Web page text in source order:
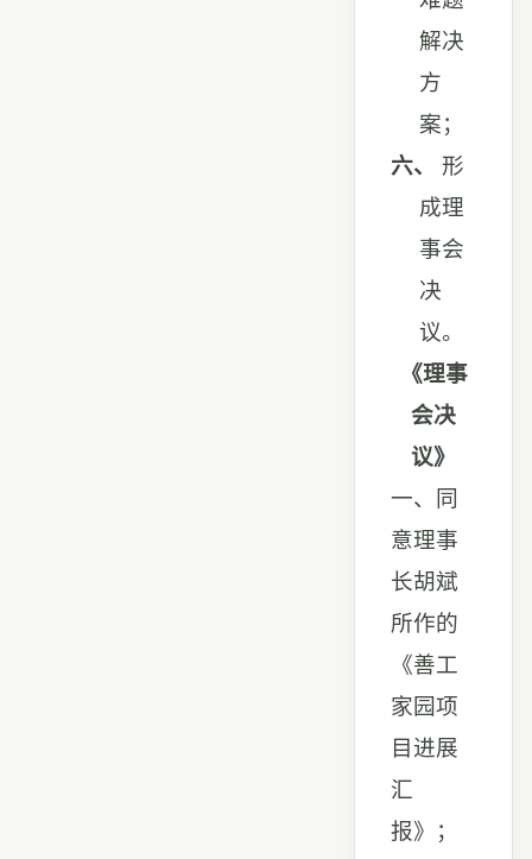
解决
方
案；
六、 形
成理
事会
决
议。
《理事
会决
议》
一、同
意理事
长胡斌
所作的
《善工
家园项
目进展
汇
报》；